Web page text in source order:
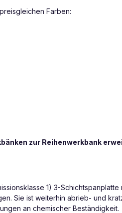
Farben:
zur Reihenwerkbank
1) 3-
Sie ist weiterhin abrieb- und
an chemischer Beständigkeit.